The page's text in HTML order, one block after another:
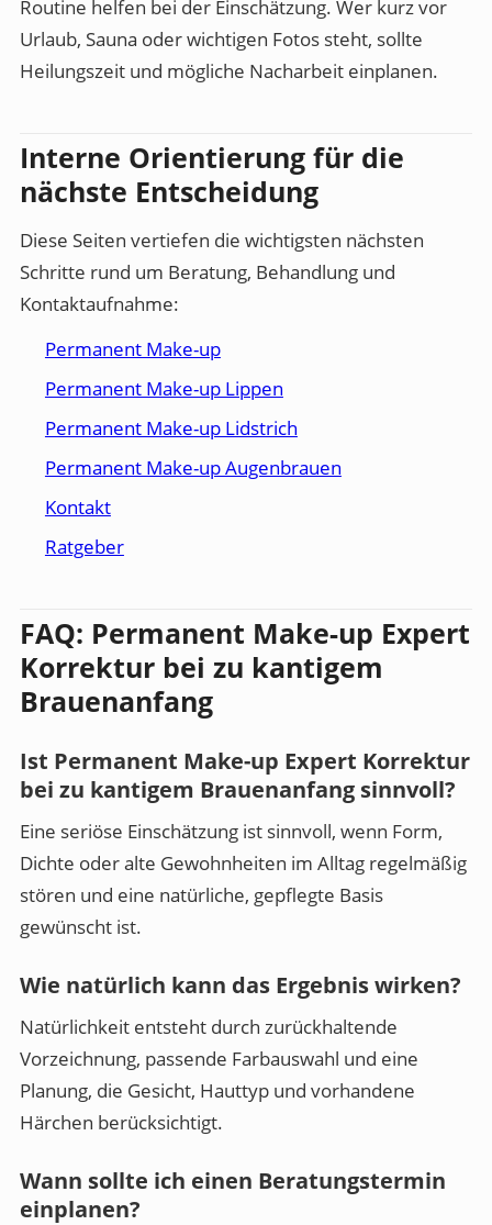
Routine helfen bei der Einschätzung. Wer kurz vor
Urlaub, Sauna oder wichtigen Fotos steht, sollte
Heilungszeit und mögliche Nacharbeit einplanen.
Interne Orientierung für die
nächste Entscheidung
Diese Seiten vertiefen die wichtigsten nächsten
Schritte rund um Beratung, Behandlung und
Kontaktaufnahme:
Permanent Make-up
Permanent Make-up Lippen
Permanent Make-up Lidstrich
Permanent Make-up Augenbrauen
Kontakt
Ratgeber
FAQ: Permanent Make-up Expert
Korrektur bei zu kantigem
Brauenanfang
Ist Permanent Make-up Expert Korrektur
bei zu kantigem Brauenanfang sinnvoll?
Eine seriöse Einschätzung ist sinnvoll, wenn Form,
Dichte oder alte Gewohnheiten im Alltag regelmäßig
stören und eine natürliche, gepflegte Basis
gewünscht ist.
Wie natürlich kann das Ergebnis wirken?
Natürlichkeit entsteht durch zurückhaltende
Vorzeichnung, passende Farbauswahl und eine
Planung, die Gesicht, Hauttyp und vorhandene
Härchen berücksichtigt.
Wann sollte ich einen Beratungstermin
einplanen?